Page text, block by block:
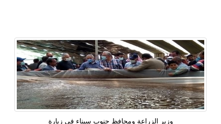
وزير الزراعة ومحافظ جنوب سيناء فى زيارة